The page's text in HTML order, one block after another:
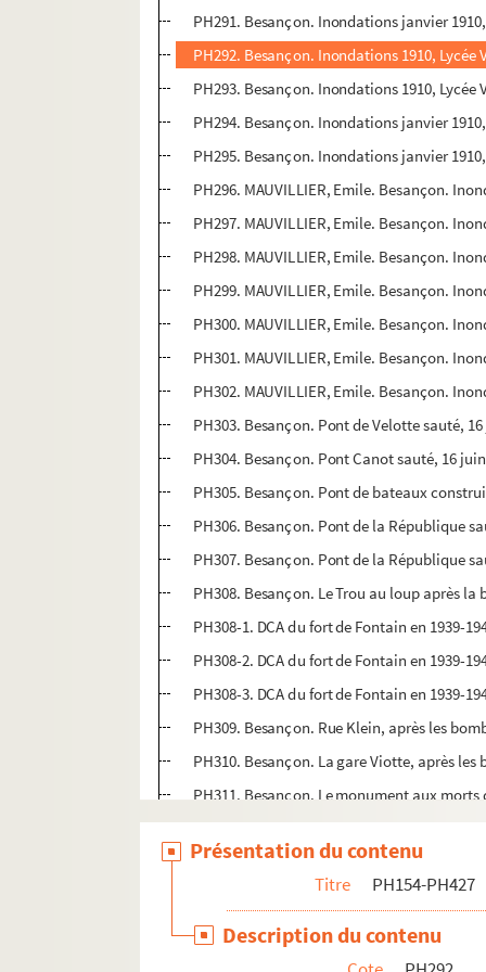
PH291. Besançon. Inondations janvier
PH292. Besançon. Inondations 1910,
PH293. Besançon. Inondations 1910,
PH294. Besançon. Inondations janvier
PH295. Besançon. Inondations janvier
PH296. MAUVILLIER, Emile. Besançon.
PH297. MAUVILLIER, Emile. Besançon.
PH298. MAUVILLIER, Emile. Besançon.
PH299. MAUVILLIER, Emile. Besançon.
PH300. MAUVILLIER, Emile. Besançon.
PH301. MAUVILLIER, Emile. Besançon.
PH302. MAUVILLIER, Emile. Besançon.
PH303. Besançon. Pont de Velotte sauté,
PH304. Besançon. Pont Canot sauté, 16
PH305. Besançon. Pont de bateaux
PH306. Besançon. Pont de la République
PH307. Besançon. Pont de la République
PH308. Besançon. Le Trou au loup après
PH308-1. DCA du fort de Fontain en 1939-
PH308-2. DCA du fort de Fontain en 1939-
PH308-3. DCA du fort de Fontain en 1939-
PH309. Besançon. Rue Klein, après les
PH310. Besançon. La gare Viotte, après
PH311. Besançon. Le monument aux
PH312. Besançon. Rue de Belfort après les
PH313. Besançon. Rue de Belfort après les
PH313-1. Besançon. Rue de Belfort n° 17
PH314. Besançon. Rue de Belfort après les
PH315. Besançon. Bombe non éclatée
Présentation du contenu
Titre PH154-PH427
Description du contenu